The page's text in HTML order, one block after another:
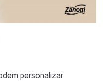
personalizar